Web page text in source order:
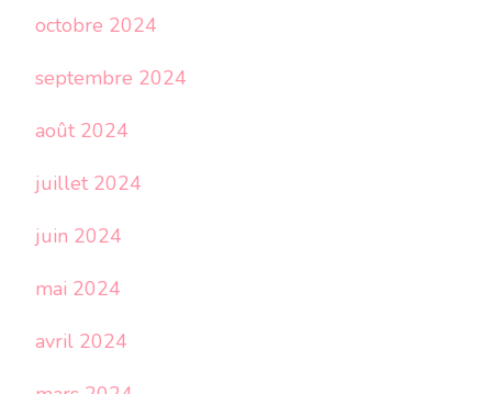
octobre 2024
septembre 2024
août 2024
juillet 2024
juin 2024
mai 2024
avril 2024